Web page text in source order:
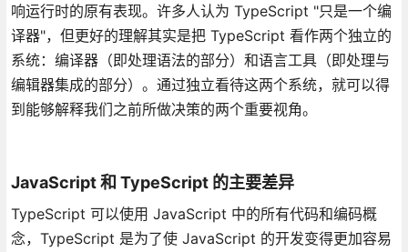
响运行时的原有表现。许多人认为 TypeScript "只是一个编
译器"，但更好的理解其实是把 TypeScript 看作两个独立的
系统：编译器（即处理语法的部分）和语言工具（即处理与
编辑器集成的部分）。通过独立看待这两个系统，就可以得
到能够解释我们之前所做决策的两个重要视角。
JavaScript 和 TypeScript 的主要差异
TypeScript 可以使用 JavaScript 中的所有代码和编码概
念，TypeScript 是为了使 JavaScript 的开发变得更加容易